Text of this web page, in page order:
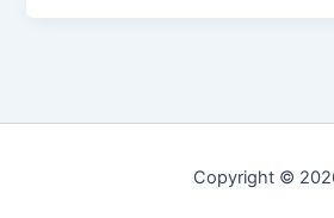
Copyright ©